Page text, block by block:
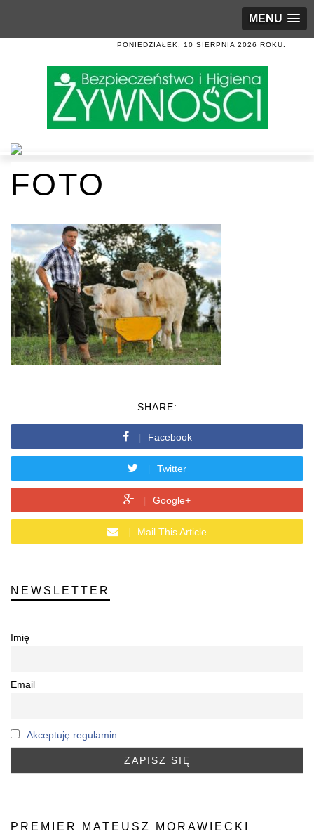
MENU
PONIEDZIAŁEK, 10 SIERPNIA 2026 ROKU.
FOTO
SHARE:
Facebook
Twitter
Google+
Mail This Article
NEWSLETTER
Imię
Email
Akceptuję regulamin
PREMIER MATEUSZ MORAWIECKI